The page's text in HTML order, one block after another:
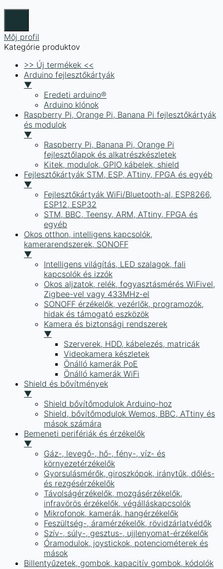
Môj profil
Kategórie produktov
>> Új termékek <<
Arduino fejlesztőkártyák
▼
Eredeti arduino®
Arduino klónok
Raspberry Pi, Orange Pi, Banana Pi fejlesztőkártyák
és modulok
▼
Raspberry Pi, Banana Pi, Orange Pi
fejlesztőlapok és alkatrészkészletek
Kitek, modulok, GPIO kábelek, shield
Fejlesztőkártyák STM, ESP, ATtiny, FPGA és egyéb
▼
Fejlesztőkártyák WiFi/Bluetooth-al, ESP8266,
ESP12, ESP32
STM, BBC, Teensy, ARM, ATtiny, FPGA és
egyéb
Okos otthon, intelligens kapcsolók,
kamerarendszerek, SONOFF
▼
Intelligens világítás, LED szalagok, fali
kapcsolók és izzók
Okos aljzatok, relék, fogyasztásmérés WiFivel,
Zigbee-vel vagy 433MHz-el
SONOFF érzékelők, vezérlők, programozók,
hidak és támogató eszközök
Kamera és biztonsági rendszerek
▼
Szerverek, HDD, kábelezés, matricák
Videokamera készletek
Önálló kamerák PoE
Önálló kamerák WiFi
Shield és bővítmények
▼
Shield bővítőmodulok Arduino-hoz
Shield, bővítőmodulok Wemos, BBC, ATtiny és
mások számára
Bemeneti perifériák és érzékelők
▼
Gáz-, levegő-, hő-, fény-, víz- és
környezetérzékelők
Gyorsulásmérők, giroszkópok, iránytűk, dőlés-
és rezgésérzékelők
Távolságérzékelők, mozgásérzékelők,
infravörös érzékelők, végálláskapcsolók
Mikrofonok, kamerák, hangérzékelők
Feszültség-, áramérzékelők, rövidzárlatvédők
Szív-, súly-, gesztus-, ujjlenyomat-érzékelők
Óramodulok, joystickok, potenciométerek és
mások
Billentyűzetek, gombok, kapacitív gombok, kódolók